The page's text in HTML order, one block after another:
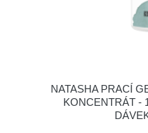
NATASHA PRACÍ
KONCENTRÁT -